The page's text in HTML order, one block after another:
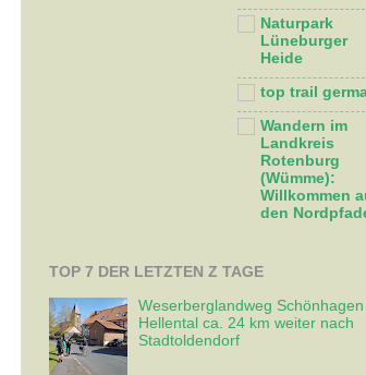
Naturpark
Lüneburger
Heide
top trail
Wandern im
Landkreis
Rotenburg
(Wümme):
Willkommen
den
TOP 7 DER LETZTEN Z TAGE
Weserberglandweg
Hellental ca. 24 km weiter nach
Stadtoldendorf